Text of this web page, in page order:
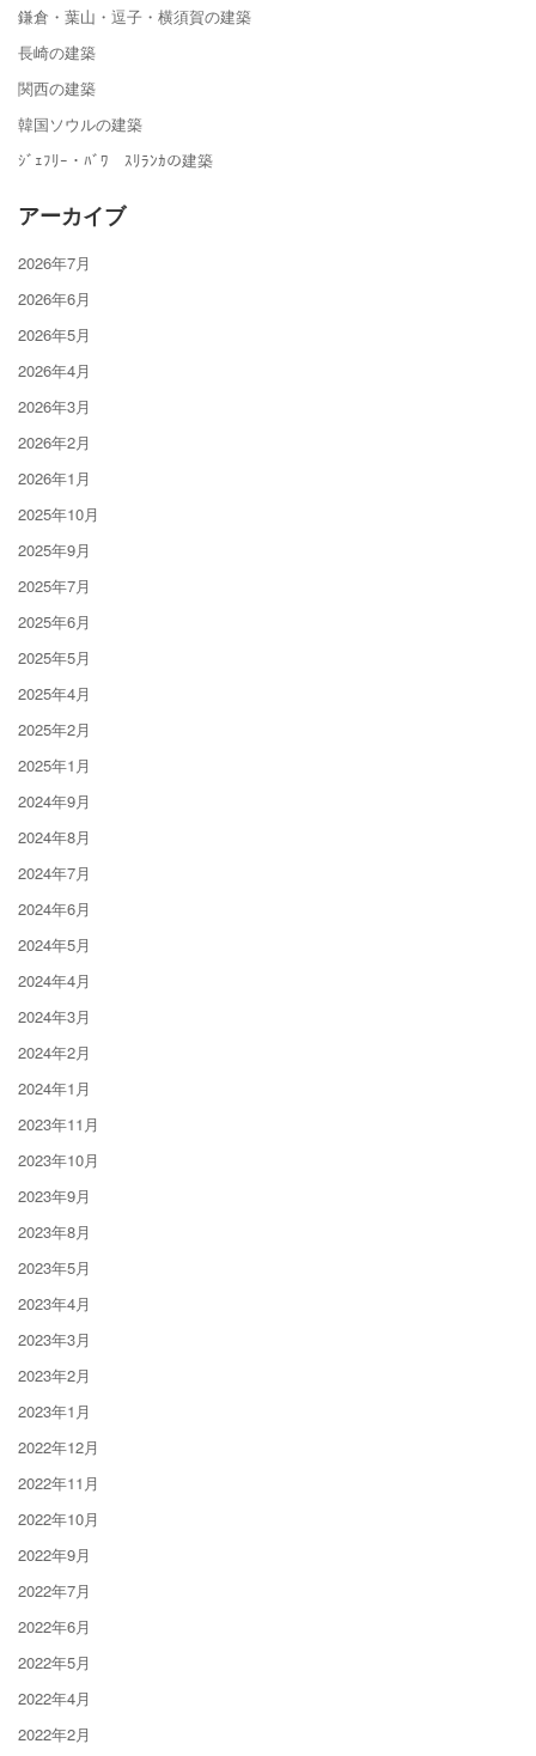
鎌倉・葉山・逗子・横須賀の建築
長崎の建築
関西の建築
韓国ソウルの建築
ｼﾞｪﾌﾘｰ・ﾊﾞﾜ ｽﾘﾗﾝｶの建築
アーカイブ
2026年7月
2026年6月
2026年5月
2026年4月
2026年3月
2026年2月
2026年1月
2025年10月
2025年9月
2025年7月
2025年6月
2025年5月
2025年4月
2025年2月
2025年1月
2024年9月
2024年8月
2024年7月
2024年6月
2024年5月
2024年4月
2024年3月
2024年2月
2024年1月
2023年11月
2023年10月
2023年9月
2023年8月
2023年5月
2023年4月
2023年3月
2023年2月
2023年1月
2022年12月
2022年11月
2022年10月
2022年9月
2022年7月
2022年6月
2022年5月
2022年4月
2022年2月